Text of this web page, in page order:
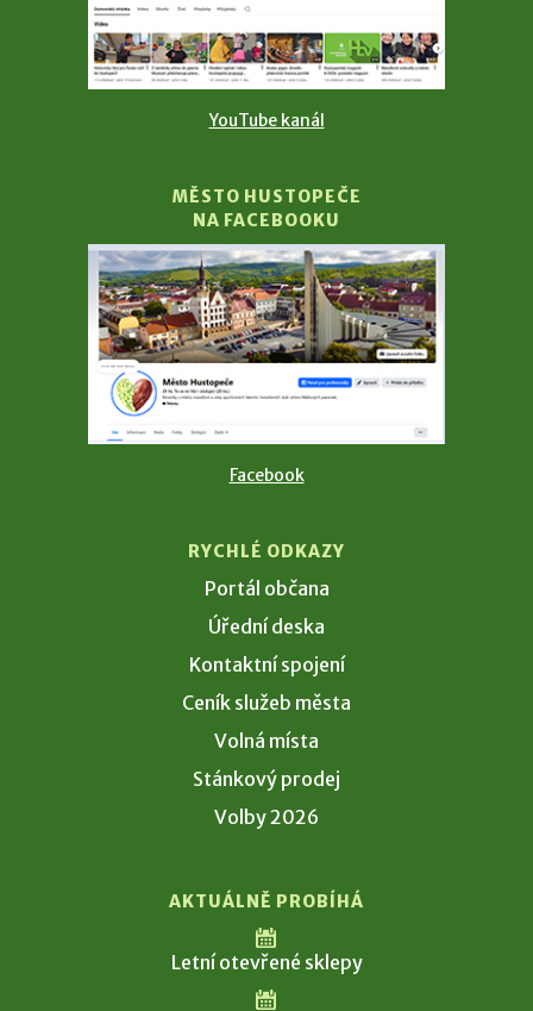
YouTube kanál
MĚSTO HUSTOPEČE
NA FACEBOOKU
Facebook
RYCHLÉ ODKAZY
Portál občana
Úřední deska
Kontaktní spojení
Ceník služeb města
Volná místa
Stánkový prodej
Volby 2026
AKTUÁLNĚ PROBÍHÁ
Letní otevřené sklepy